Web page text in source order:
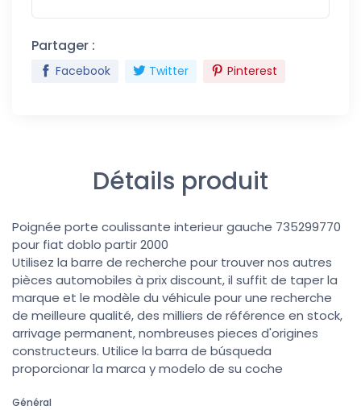
Partager :
Facebook Twitter Pinterest
Détails produit
Poignée porte coulissante interieur gauche 735299770
pour fiat doblo partir 2000
Utilisez la barre de recherche pour trouver nos autres
pièces automobiles à prix discount, il suffit de taper la
marque et le modèle du véhicule pour une recherche
de meilleure qualité, des milliers de référence en stock,
arrivage permanent, nombreuses pieces d'origines
constructeurs. Utilice la barra de búsqueda
proporcionar la marca y modelo de su coche
Général